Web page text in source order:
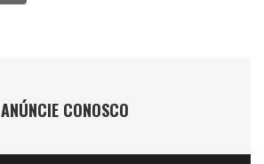
ANÚNCIE CONOSCO